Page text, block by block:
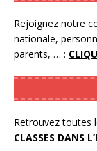
Rejoignez notre
nationale,
parents, … :
Retrouvez toutes
CLASSES DANS